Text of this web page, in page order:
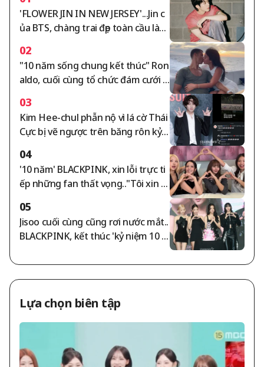
'FLOWER JIN IN NEW JERSEY'...Jin c
ủa BTS, chàng trai đẹp toàn cầu làm
đẹp toàn cầu trong buổi biểu diễn t
uyệt vời
02
"10 năm sống chung kết thúc" Ron
aldo, cuối cùng tổ chức đám cưới t
giá 57 tỷ won "từ nhân viên bán hà
ng Gucci trở thành phu nhân trị gi
á 1 nghìn tỷ won"
03
Kim Hee-chul phẫn nộ vì lá cờ Thái
Cực bị vẽ ngược trên băng rôn kỷ n
ồi"..Choi Si-won cũng đồng tình
04
'10 năm' BLACKPINK, xin lỗi trực ti
ếp những fan thất vọng.."Tôi xin lỗ
05
Jisoo cuối cùng cũng rơi nước mắt..
BLACKPINK, kết thúc 'kỷ niệm 10 n
tar Issue]
Lựa chọn biên tập